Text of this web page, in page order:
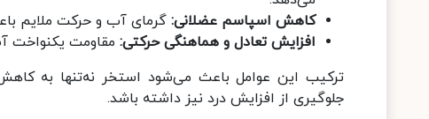
کاهش اسپاسم عضلانی: گرمای آب و حرکت ملایم
افزایش تعادل و هماهنگی حرکتی: مقاومت یکنواخت
ترکیب این عوامل باعث می‌شود استخر نه‌تنها به
جلوگیری از افزایش درد نیز داشته باشد.